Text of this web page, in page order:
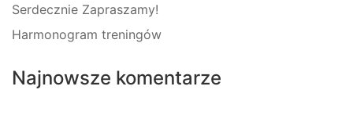
Serdecznie Zapraszamy!
Harmonogram treningów
Najnowsze komentarze